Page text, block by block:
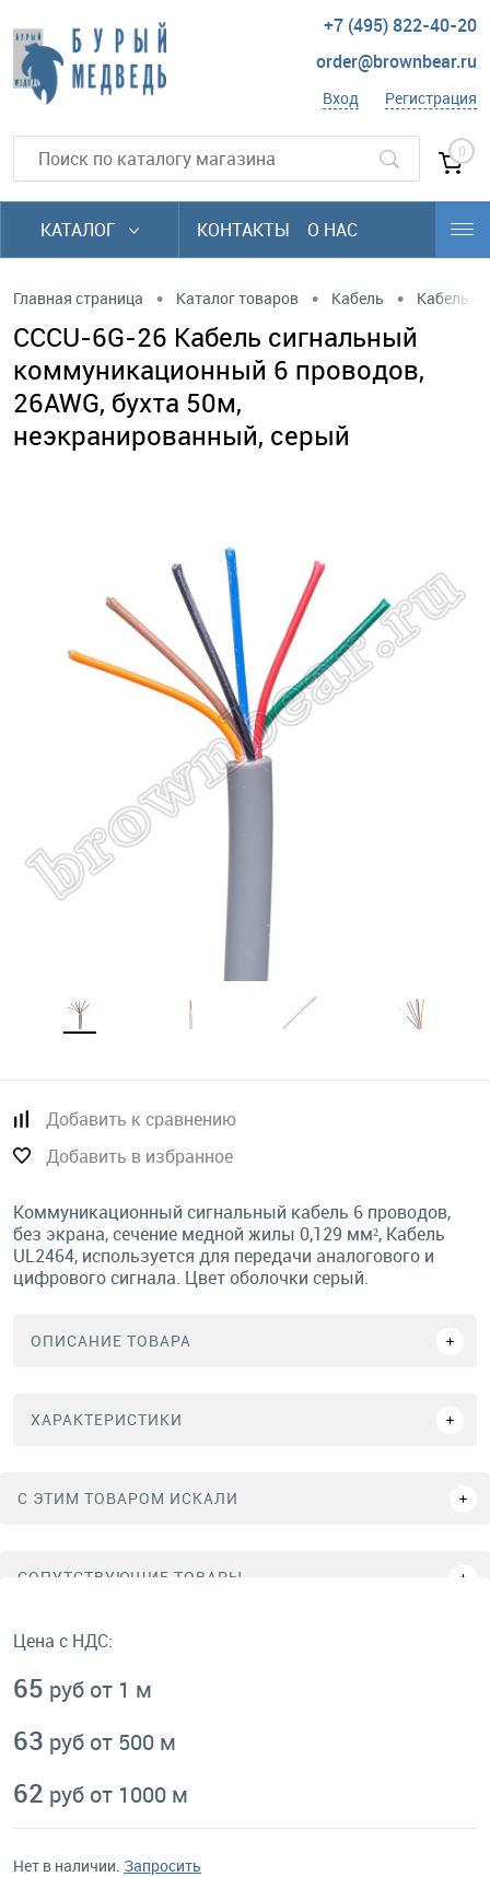
+7 (495) 822-40-20
order@brownbear.ru
Вход Регистрация
0
КАТАЛОГ КОНТАКТЫ О НАС
Главная страница • Каталог товаров • Кабель • Кабель
CCCU-6G-26 Кабель сигнальный
коммуникационный 6 проводов,
26AWG, бухта 50м,
неэкранированный, серый
Добавить к сравнению
Добавить в избранное
Коммуникационный сигнальный кабель 6 проводов,
без экрана, сечение медной жилы 0,129 мм², Кабель
UL2464, используется для передачи аналогового и
цифрового сигнала. Цвет оболочки серый.
ОПИСАНИЕ ТОВАРА
ХАРАКТЕРИСТИКИ
C ЭТИМ ТОВАРОМ ИСКАЛИ
СОПУТСТВУЮЩИЕ ТОВАРЫ
Цена с НДС:
65 руб от 1 м
63 руб от 500 м
62 руб от 1000 м
Нет в наличии. Запросить